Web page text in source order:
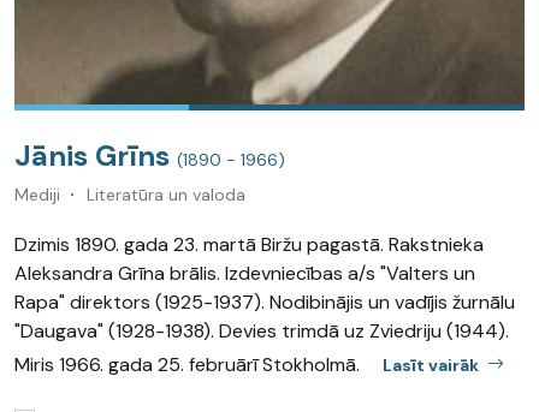
Jānis Grīns (1890 - 1966)
Mediji
Literatūra un valoda
Dzimis 1890. gada 23. martā Biržu pagastā. Rakstnieka
Aleksandra Grīna brālis. Izdevniecības a/s "Valters un
Rapa" direktors (1925-1937). Nodibinājis un vadījis žurnālu
"Daugava" (1928-1938). Devies trimdā uz Zviedriju (1944).
Miris 1966. gada 25. februārī Stokholmā.
Lasīt vairāk